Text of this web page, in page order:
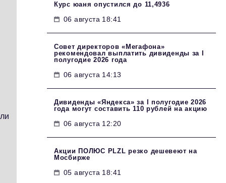
Курс юаня опустился до 11,4936
06 августа 18:41
Совет директоров «Мегафона»
рекомендовал выплатить дивиденды за I
полугодие 2026 года
06 августа 14:13
Дивиденды «Яндекса» за I полугодие 2026
года могут составить 110 рублей на акцию
06 августа 12:20
Акции ПОЛЮС PLZL резко дешевеют на
Мосбирже
05 августа 18:41